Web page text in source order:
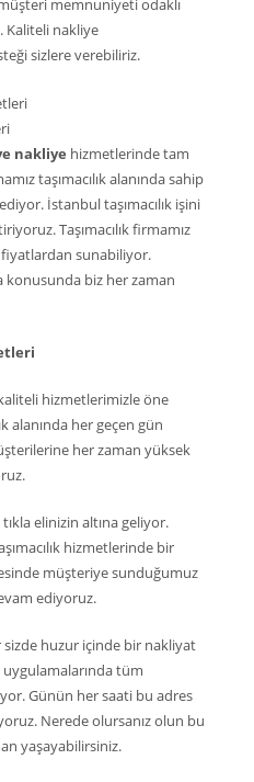
memnuniyeti odaklı
Kaliteli nakliye
sizlere verebiliriz.
nakliye hizmetlerinde tam
taşımacılık alanında sahip
İstanbul taşımacılık işini
Taşımacılık firmamız
sunabiliyor.
biz her zaman
hizmetlerimizle öne
alanında her geçen gün
her zaman yüksek
elinizin altına geliyor.
hizmetlerinde bir
müşteriye sunduğumuz
ediyoruz.
huzur içinde bir nakliyat
tüm
Günün her saati bu adres
Nerede olursanız olun bu
yaşayabilirsiniz.